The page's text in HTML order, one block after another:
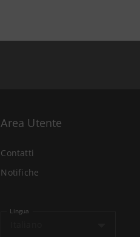
Area Utente
Contatti
Notifiche
Lingua